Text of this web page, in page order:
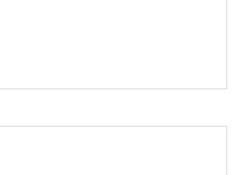
στον «Υπηρέτη δύο